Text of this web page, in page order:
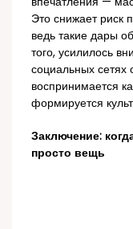
Это снижает риск
ведь такие дары
того, усилилось
социальных сетях
воспринимается
формируется
Заключение:
просто вещь